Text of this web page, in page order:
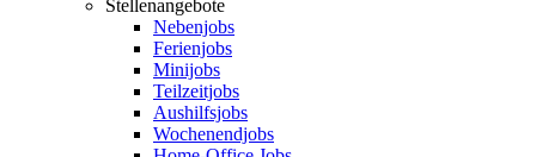
Stellenangebote
Nebenjobs
Ferienjobs
Minijobs
Teilzeitjobs
Aushilfsjobs
Wochenendjobs